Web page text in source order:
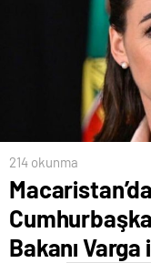
214 okunma
Bakanı